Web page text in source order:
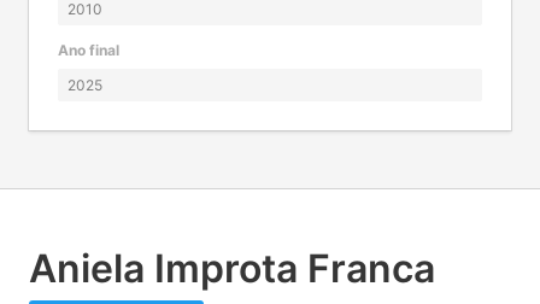
Ano final
Aniela Improta Franca